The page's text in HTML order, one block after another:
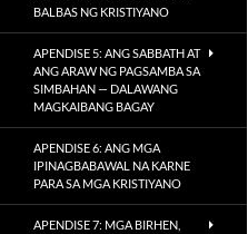
BALBAS NG KRISTIYANO
APENDISE 5: ANG SABBATH AT
ANG ARAW NG PAGSAMBA SA
SIMBAHAN — DALAWANG
MAGKAIBANG BAGAY
APENDISE 6: ANG MGA
IPINAGBABAWAL NA KARNE
PARA SA MGA KRISTIYANO
APENDISE 7: MGA BIRHEN,